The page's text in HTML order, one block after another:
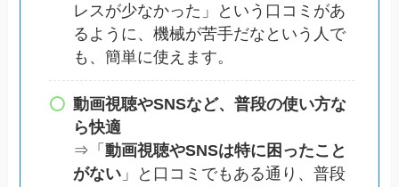
レスが少なかった」という口コミがあ
るように、機械が苦手だなという人で
も、簡単に使えます。
動画視聴やSNSなど、普段の使い方な
ら快適
⇒「 動画視聴やSNSは特に困ったこと
がない」と口コミでもある通り、普段